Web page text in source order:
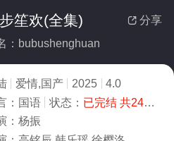
 分享
笙欢(全集)
：bubushenghuan
爱情,国产 2025
4.0
： 国语 状态： 已完结 共24集
： 杨振